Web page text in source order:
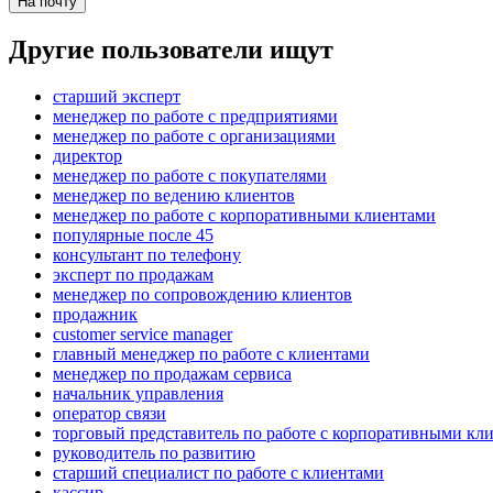
Другие пользователи ищут
старший эксперт
менеджер по работе с предприятиями
менеджер по работе с организациями
директор
менеджер по работе с покупателями
менеджер по ведению клиентов
менеджер по работе с корпоративными клиентами
популярные после 45
консультант по телефону
эксперт по продажам
менеджер по сопровождению клиентов
продажник
customer service manager
главный менеджер по работе с клиентами
менеджер по продажам сервиса
начальник управления
оператор связи
торговый представитель по работе с корпоративными
руководитель по развитию
старший специалист по работе с клиентами